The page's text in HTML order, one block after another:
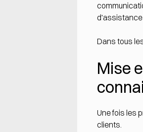
d'assistance
Dans tous
Mise
Une fois les
clients.